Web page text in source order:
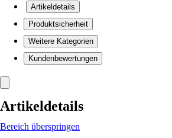
Artikeldetails
Produktsicherheit
Weitere Kategorien
Kundenbewertungen
Artikeldetails
Bereich überspringen